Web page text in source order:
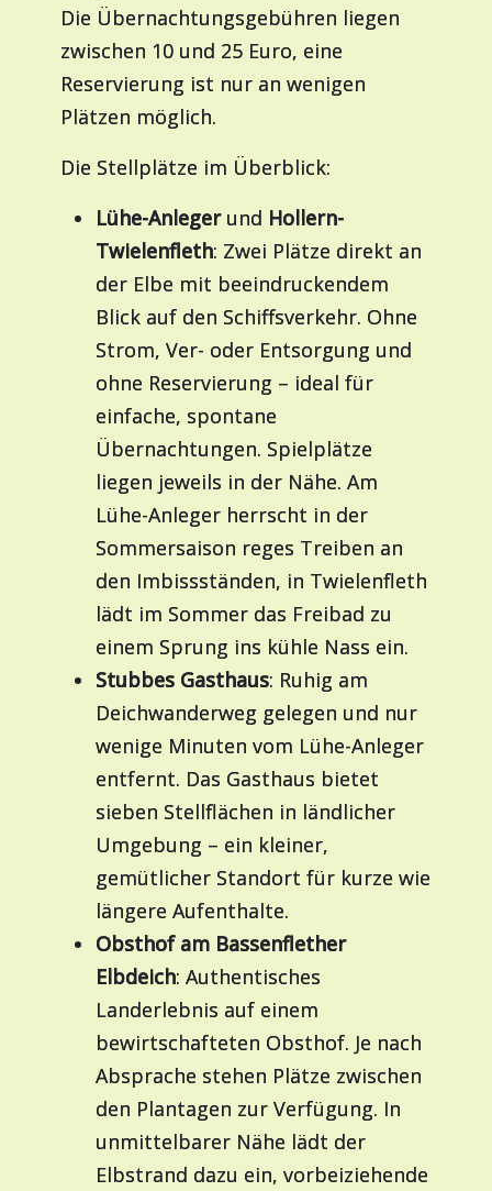
Die Übernachtungsgebühren liegen
zwischen 10 und 25 Euro, eine
Reservierung ist nur an wenigen
Plätzen möglich.
Die Stellplätze im Überblick:
Lühe-Anlegerund Hollern-
Twielenfleth: Zwei Plätze direkt an
der Elbe mit beeindruckendem
Blick auf den Schiffsverkehr. Ohne
Strom, Ver- oder Entsorgung und
ohne Reservierung – ideal für
einfache, spontane
Übernachtungen. Spielplätze
liegen jeweils in der Nähe. Am
Lühe-Anleger herrscht in der
Sommersaison reges Treiben an
den Imbissständen, in Twielenfleth
lädt im Sommer das Freibad zu
einem Sprung ins kühle Nass ein.
Stubbes Gasthaus: Ruhig am
Deichwanderweg gelegen und nur
wenige Minuten vom Lühe-Anleger
entfernt. Das Gasthaus bietet
sieben Stellflächen in ländlicher
Umgebung – ein kleiner,
gemütlicher Standort für kurze wie
längere Aufenthalte.
Obsthof am Bassenflether
Elbdeich: Authentisches
Landerlebnis auf einem
bewirtschafteten Obsthof. Je nach
Absprache stehen Plätze zwischen
den Plantagen zur Verfügung. In
unmittelbarer Nähe lädt der
Elbstrand dazu ein, vorbeiziehende